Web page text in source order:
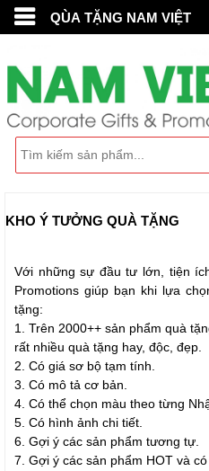
QÙA TẶNG NAM VIỆT
KHO Ý TƯỞNG QUÀ TẶNG
Với những sự đầu tư lớn, tiện
Promotions giúp bạn khi lựa
tặng:
1. Trên 2000++ sản phẩm quà
rất nhiều quà tặng hay, độc, đẹp.
2. Có giá sơ bộ tạm tính.
3. Có mô tả cơ bản.
4. Có thể chọn màu theo từng
5. Có hình ảnh chi tiết.
6. Gợi ý các sản phẩm tương tự.
7. Gợi ý các sản phẩm HOT và